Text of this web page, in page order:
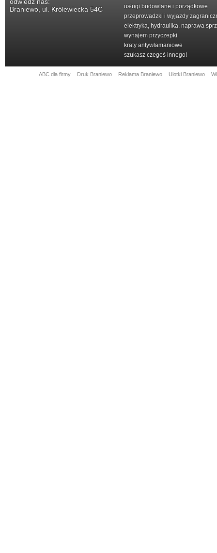
Braniewo, ul. Królewiecka 54C
usługi budowlane i porządkowe
przeprowadzki i wyjazdy
elektryka, hydraulika, naprawa
wynajem przyczepki
kraty antywłamaniowe
szukasz czegoś innego!
ABC dla firmy Druk Braniewo Reklama Braniewo Ulotki Braniewo